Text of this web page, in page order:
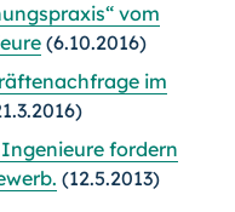
vom
(6.10.2016)
im
fordern
(12.5.2013)